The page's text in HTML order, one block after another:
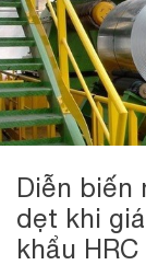
Diễn biến
dẹt khi
khẩu